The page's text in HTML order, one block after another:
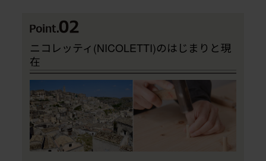
ニコレッティ(NICOLETTI)のはじまりと現
在